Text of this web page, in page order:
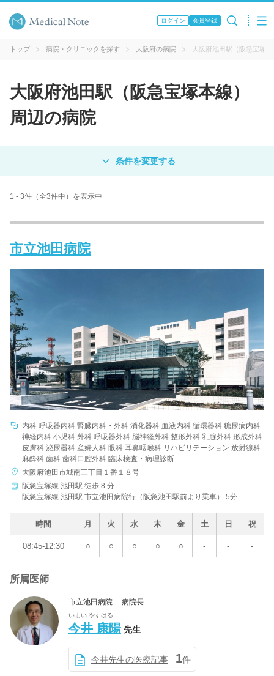
ログイン 会員登録
トップ 病院・クリニックを探す 大阪府の病院 大阪府池田駅（阪急宝塚
大阪府池田駅（阪急宝塚本線）
周辺の病院
病院 クリニック
病名 / 診療科目
病院名
条件を変更する
1 - 3件（全3件中）を表示中
市立池田病院
内科 呼吸器内科 腎臓内科・外科 消化器科 血液内科 循環器科 糖尿病内科
神経内科 小児科 外科 呼吸器外科 脳神経外科 整形外科 乳腺外科 形成外科
皮膚科 泌尿器科 産婦人科 眼科 耳鼻咽喉科 リハビリテーション 放射線科
麻酔科 歯科 歯科口腔外科 臨床検査・病理診断
大阪府池田市城南三丁目１番１８号
阪急宝塚線 池田駅 徒歩 8 分
阪急宝塚線 池田駅 市立池田病院行（阪急池田駅前より乗車） 5分
時間 月 火 水 木 金 土 日 祝
08:45-12:30 ○ ○ ○ ○ ○ - - -
所属医師
市立池田病院 病院長
いまい やすはる
今井 康陽 先生
今井先生の医療記事 1件